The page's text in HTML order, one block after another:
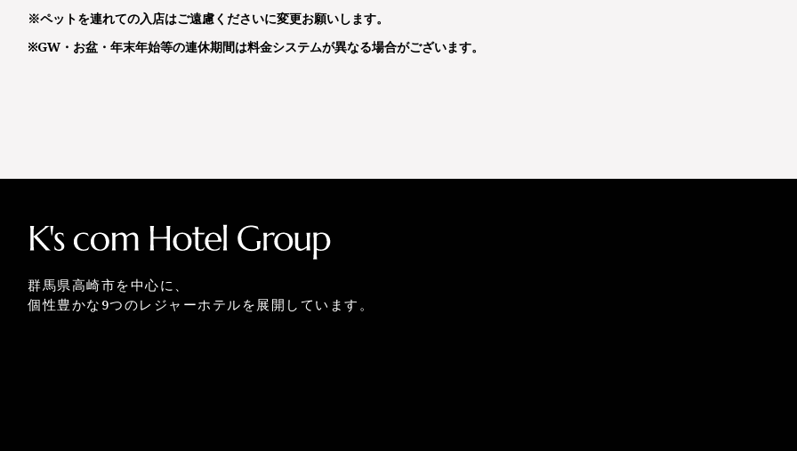
※ペットを連れての⼊店はご遠慮くださいに変更お願いします。
※GW・お盆・年末年始等の連休期間は料金システムが異なる場合がございます。
群馬県高崎市を中心に、
個性豊かな9つのレジャーホテルを展開しています。